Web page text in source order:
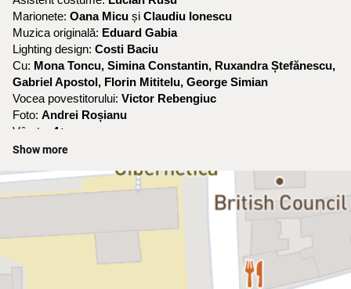
Marionete: Oana Micu și Claudiu Ionescu
Muzica originală: Eduard Gabia
Lighting design: Costi Baciu
Cu: Mona Toncu, Simina Constantin, Ruxandra Ștefănescu,
Gabriel Apostol, Florin Mititelu, George Simian
Vocea povestitorului: Victor Rebengiuc
Foto: Andrei Roșianu
Vârsta:
4+
Durata:70 min.
regia lui Bobi Pricop, o versiune contemporană a clasicei
povești.
Scenografia, concepută de Oana Micu, introduce marionete
printate 3D care aduc personajele la viață în moduri vizual
impresionante și pline de expresivitate. Aceste marionete nu
doar că ilustrează transformările interioare ale personajelor, ci și
accentuează complexitatea emoțională a poveștii, pe măsură
Show more